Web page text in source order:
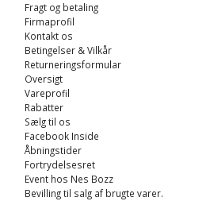
Fragt og betaling
Firmaprofil
Kontakt os
Betingelser & Vilkår
Returneringsformular
Oversigt
Vareprofil
Rabatter
Sælg til os
Facebook Inside
Åbningstider
Fortrydelsesret
Event hos Nes Bozz
Bevilling til salg af brugte varer.